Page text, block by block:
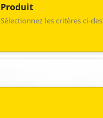
Produit
Sélectionnez les critères ci-